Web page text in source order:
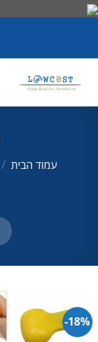
עמוד הבית /
18%-